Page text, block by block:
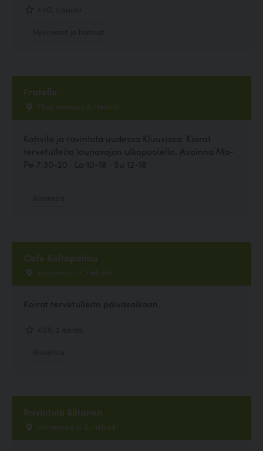
Fratello
Yliopistonkatu 6, Helsinki
Kahvila ja ravintola uudessa Kluuvissa. Koirat
tervetulleita lounasajan ulkopuolella. Avoinna Ma-
Pe 7:30-20 · La 10-18 · Su 12-18
Cafe Kultapalmu
Vaasankatu 4, Helsinki
Koirat tervetulleita päiväsaikaan.
Ravintola Siltanen
Hämeentie 13 B, Helsinki